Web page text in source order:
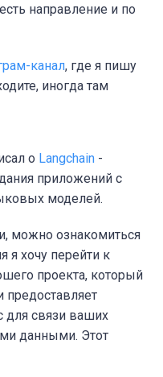
направление и по
канал, где я пишу
иногда там
о Langchain -
приложений с
моделей.
можно ознакомиться
я хочу перейти к
проекта, который
предоставляет
для связи ваших
данными. Этот